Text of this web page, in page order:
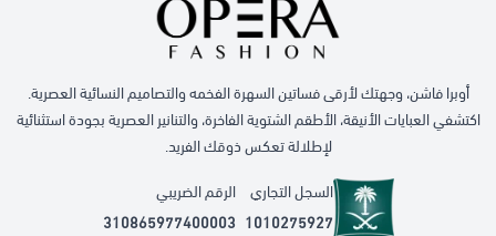
أوبرا فاشن، وجهتك لأرقى فساتين السهرة الفخمه والتصاميم النسائية العصرية.
اكتشفي العبايات الأنيقة، الأطقم الشتوية الفاخرة، والتنانير العصرية بجودة استثنائية
لإطلالة تعكس ذوقك الفريد.
السجل التجاري
1010275927
الرقم الضريبي
310865977400003